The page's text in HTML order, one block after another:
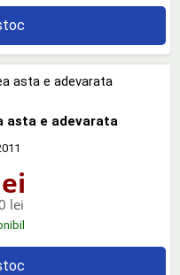
asta e adevarata
lei